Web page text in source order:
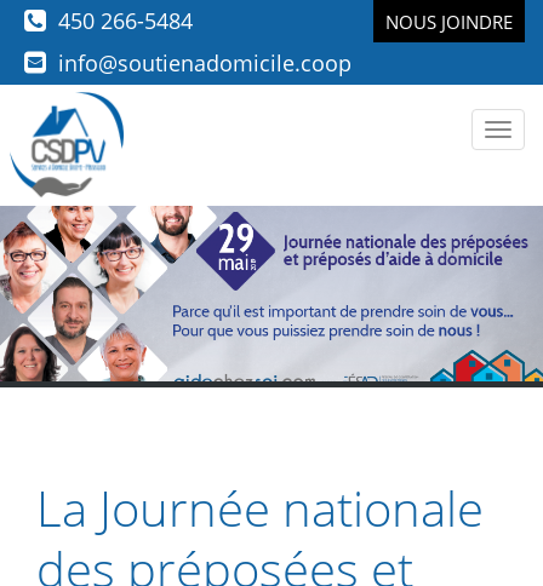
NOUS JOINDRE
450 266-5484
info@soutienadomicile.coop
La Journée nationale
des préposées et